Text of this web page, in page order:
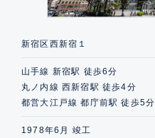
新宿区西新宿１
山手線 新宿駅 徒歩6分
丸ノ内線 西新宿駅 徒歩4分
都営大江戸線 都庁前駅 徒歩5分
1978年6月 竣工